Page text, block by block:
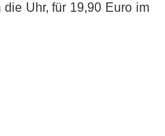
Uhr, für 19,90 Euro im